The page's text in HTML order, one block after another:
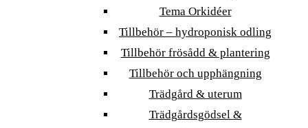
Tema Orkidéer
Tillbehör – hydroponisk odling
Tillbehör frösådd & plantering
Tillbehör och upphängning
Trädgård & uterum
Trädgårdsgödsel &